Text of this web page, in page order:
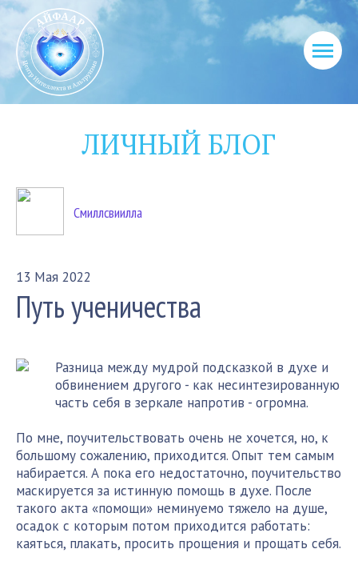
ЛИЧНЫЙ БЛОГ
Смиллсвиилла
13 Мая 2022
Путь ученичества
Разница между мудрой подсказкой в духе и
обвинением другого - как несинтезированную
часть себя в зеркале напротив - огромна.
По мне, поучительствовать очень не хочется, но, к
большому сожалению, приходится. Опыт тем самым
набирается. А пока его недостаточно, поучительство
маскируется за истинную помощь в духе. После
такого акта «помощи» неминуемо тяжело на душе,
осадок с которым потом приходится работать:
каяться, плакать, просить прощения и прощать себя.